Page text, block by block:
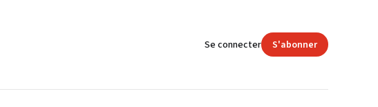
Se connecter S'abonner